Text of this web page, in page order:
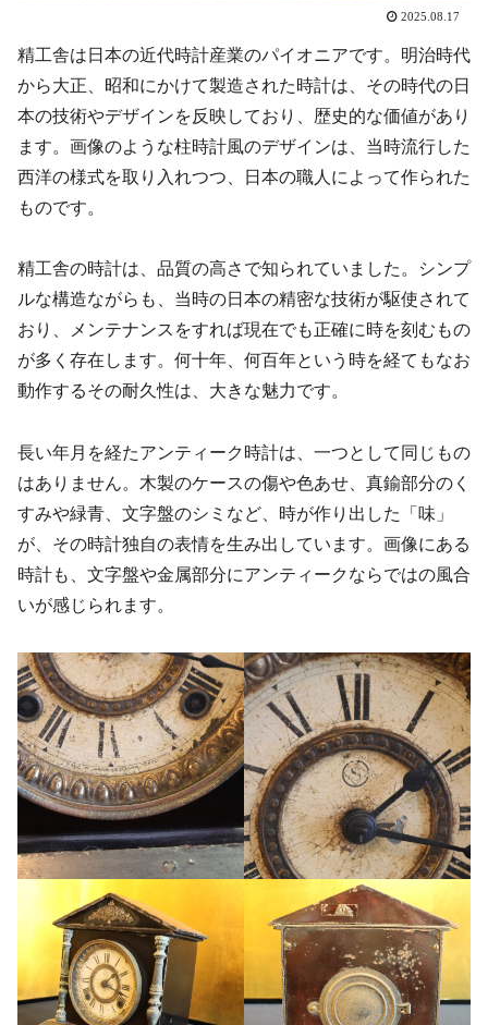
2025.08.17
精工舎は日本の近代時計産業のパイオニアです。明治時代
から大正、昭和にかけて製造された時計は、その時代の日
本の技術やデザインを反映しており、歴史的な価値があり
ます。画像のような柱時計風のデザインは、当時流行した
西洋の様式を取り入れつつ、日本の職人によって作られた
ものです。
精工舎の時計は、品質の高さで知られていました。シンプ
ルな構造ながらも、当時の日本の精密な技術が駆使されて
おり、メンテナンスをすれば現在でも正確に時を刻むもの
が多く存在します。何十年、何百年という時を経てもなお
動作するその耐久性は、大きな魅力です。
長い年月を経たアンティーク時計は、一つとして同じもの
はありません。木製のケースの傷や色あせ、真鍮部分のく
すみや緑青、文字盤のシミなど、時が作り出した「味」
が、その時計独自の表情を生み出しています。画像にある
時計も、文字盤や金属部分にアンティークならではの風合
いが感じられます。